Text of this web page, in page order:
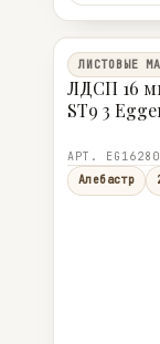
ЛИСТОВЫЕ
ЛДСП 16
ST9 3
АРТ.
Алебастр